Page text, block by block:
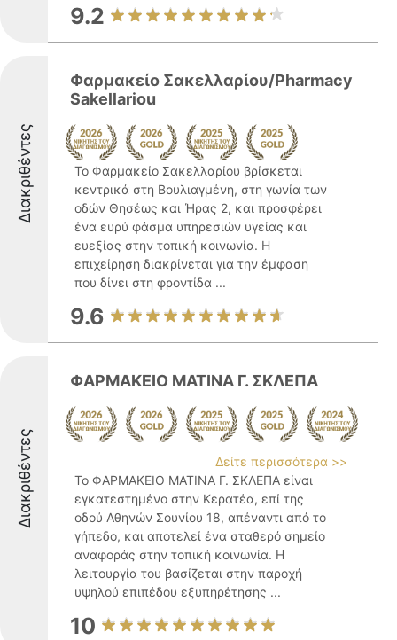
9.2
Διακριθέντες
Φαρμακείο Σακελλαρίου/Pharmacy
Sakellariou
Το Φαρμακείο Σακελλαρίου βρίσκεται
κεντρικά στη Βουλιαγμένη, στη γωνία των
οδών Θησέως και Ήρας 2, και προσφέρει
ένα ευρύ φάσμα υπηρεσιών υγείας και
ευεξίας στην τοπική κοινωνία. Η
επιχείρηση διακρίνεται για την έμφαση
που δίνει στη φροντίδα ...
9.6
Διακριθέντες
ΦΑΡΜΑΚΕΙΟ ΜΑΤΙΝΑ Γ. ΣΚΛΕΠΑ
Δείτε περισσότερα >>
Το ΦΑΡΜΑΚΕΙΟ ΜΑΤΙΝΑ Γ. ΣΚΛΕΠΑ είναι
εγκατεστημένο στην Κερατέα, επί της
οδού Αθηνών Σουνίου 18, απέναντι από το
γήπεδο, και αποτελεί ένα σταθερό σημείο
αναφοράς στην τοπική κοινωνία. Η
λειτουργία του βασίζεται στην παροχή
υψηλού επιπέδου εξυπηρέτησης ...
10